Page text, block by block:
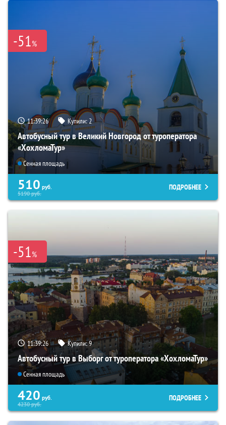
-51%
11:39:25 Купили:2
Автобусный тур в Великий Новгород от туроператора
«ХохломаТур»
Сенная площадь
510 руб.
5190руб.
ПОДРОБНЕЕ
-51%
11:39:25 Купили:9
Автобусный тур в Выборг от туроператора «ХохломаТур»
Сенная площадь
420 руб.
4230руб.
ПОДРОБНЕЕ